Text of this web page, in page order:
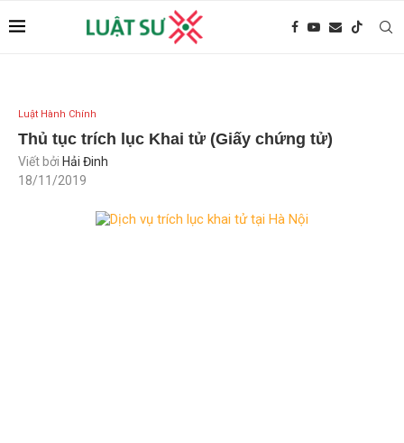
Luật Hành Chính
Thủ tục trích lục Khai tử (Giấy chứng tử)
Viết bởi Hải Đinh
18/11/2019